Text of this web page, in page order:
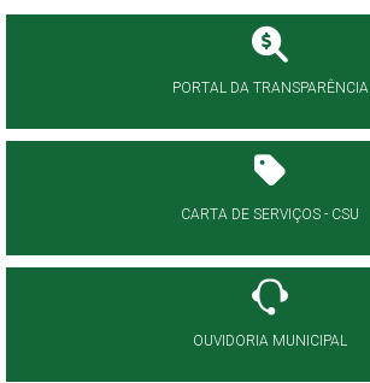
PORTAL DA TRANSPARÊNCIA
CARTA DE SERVIÇOS - CSU
OUVIDORIA MUNICIPAL